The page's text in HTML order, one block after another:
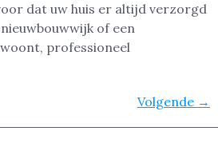
dat uw huis er altijd verzorgd
of een
professioneel
Volgende →